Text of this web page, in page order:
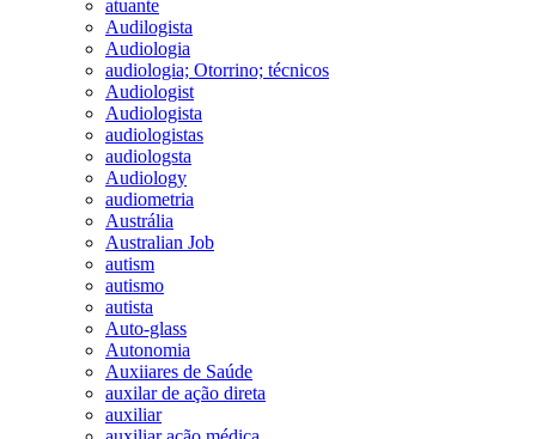
atuante
Audilogista
Audiologia
audiologia; Otorrino; técnicos
Audiologist
Audiologista
audiologistas
audiologsta
Audiology
audiometria
Austrália
Australian Job
autism
autismo
autista
Auto-glass
Autonomia
Auxiiares de Saúde
auxilar de ação direta
auxiliar